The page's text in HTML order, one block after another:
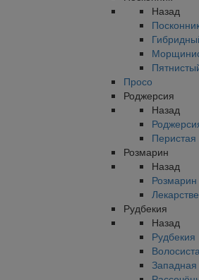
Назад
Просо
Роджерсия
Назад
Перистая
Розмарин
Назад
Розмарин
Рудбекия
Назад
Рудбекия
Западная